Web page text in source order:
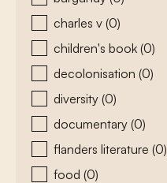
charles v (0)
children's book (0)
decolonisation (0)
diversity (0)
documentary (0)
flanders literature (0)
food (0)